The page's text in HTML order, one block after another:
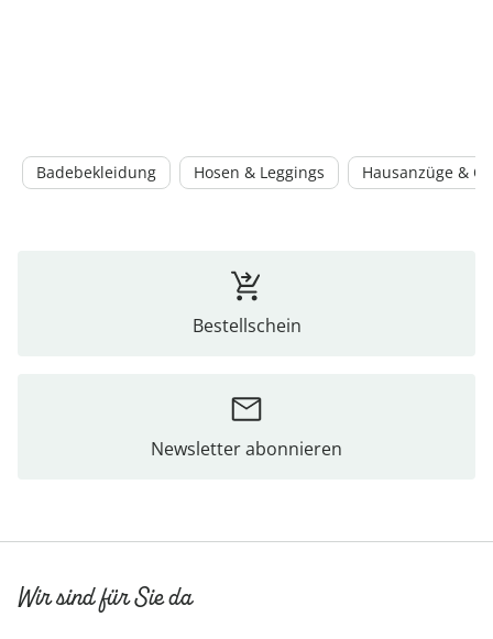
Badebekleidung Hosen & Leggings Hausanzüge &
Bestellschein
Newsletter abonnieren
Wir sind für Sie da